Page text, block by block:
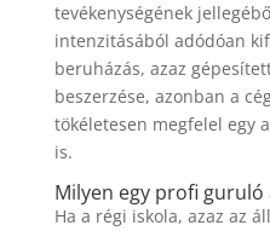
tevékenységének
intenzitásából adódóan
beruházás, azaz
beszerzése, azonban a
tökéletesen megfelel egy
is.
Milyen egy profi guruló
Ha a régi iskola, azaz az